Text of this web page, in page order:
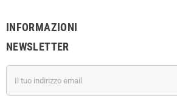
INFORMAZIONI
NEWSLETTER